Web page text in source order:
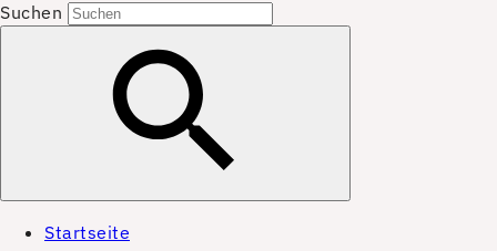
Suchen
Startseite